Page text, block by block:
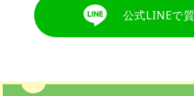
公式LINEで